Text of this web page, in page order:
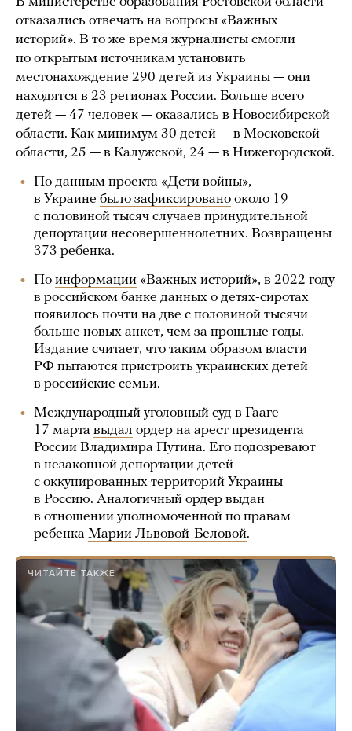
отказались отвечать на вопросы «Важных
историй». В то же время журналисты смогли
по открытым источникам установить
местонахождение 290 детей из Украины — они
находятся в 23 регионах России. Больше всего
детей — 47 человек — оказались в Новосибирской
области. Как минимум 30 детей — в Московской
области, 25 — в Калужской, 24 — в Нижегородской.
По данным проекта «Дети войны»,
в Украине было зафиксировано около 19
с половиной тысяч случаев принудительной
депортации несовершеннолетних. Возвращены
373 ребенка.
По информации «Важных историй», в 2022 году
в российском банке данных о детях-сиротах
появилось почти на две с половиной тысячи
больше новых анкет, чем за прошлые годы.
Издание считает, что таким образом власти
РФ пытаются пристроить украинских детей
в российские семьи.
Международный уголовный суд в Гааге
17 марта выдал ордер на арест президента
России Владимира Путина. Его подозревают
в незаконной депортации детей
с оккупированных территорий Украины
в Россию. Аналогичный ордер выдан
в отношении уполномоченной по правам
ребенка Марии Львовой-Беловой.
ЧИТАЙТЕ ТАКЖЕ